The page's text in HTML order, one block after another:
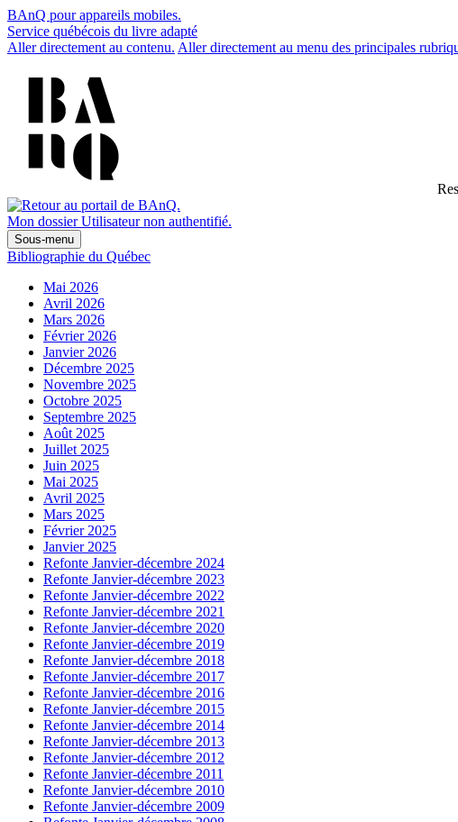
BAnQ pour appareils mobiles.
Service québécois du livre adapté
Aller directement au contenu. Aller directement au menu des principales
Mon dossier Utilisateur non authentifié.
Sous-menu
Bibliographie du Québec
Mai 2026
Avril 2026
Mars 2026
Février 2026
Janvier 2026
Décembre 2025
Novembre 2025
Octobre 2025
Septembre 2025
Août 2025
Juillet 2025
Juin 2025
Mai 2025
Avril 2025
Mars 2025
Février 2025
Janvier 2025
Refonte Janvier-décembre 2024
Refonte Janvier-décembre 2023
Refonte Janvier-décembre 2022
Refonte Janvier-décembre 2021
Refonte Janvier-décembre 2020
Refonte Janvier-décembre 2019
Refonte Janvier-décembre 2018
Refonte Janvier-décembre 2017
Refonte Janvier-décembre 2016
Refonte Janvier-décembre 2015
Refonte Janvier-décembre 2014
Refonte Janvier-décembre 2013
Refonte Janvier-décembre 2012
Refonte Janvier-décembre 2011
Refonte Janvier-décembre 2010
Refonte Janvier-décembre 2009